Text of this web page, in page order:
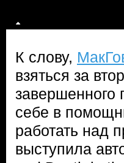
К слову,
взяться за
завершенного
себе в
работать над
выступила